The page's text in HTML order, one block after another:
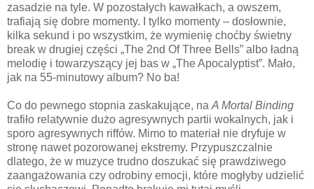
zasadzie na tyle. W pozostałych kawałkach, a owszem,
trafiają się dobre momenty. I tylko momenty – dosłownie,
kilka sekund i po wszystkim, że wymienię choćby świetny
break w drugiej części „The 2nd Of Three Bells” albo ładną
melodię i towarzyszący jej bas w „The Apocalyptist”. Mało,
jak na 55-minutowy album? No ba!
Co do pewnego stopnia zaskakujące, na A Mortal Binding
trafiło relatywnie dużo agresywnych partii wokalnych, jak i
sporo agresywnych riffów. Mimo to materiał nie dryfuje w
stronę nawet pozorowanej ekstremy. Przypuszczalnie
dlatego, że w muzyce trudno doszukać się prawdziwego
zaangażowania czy odrobiny emocji, które mogłyby udzielić